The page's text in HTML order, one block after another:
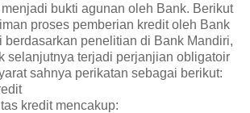
bukti agunan oleh Bank. Berikut
proses pemberian kredit oleh Bank
berdasarkan penelitian di Bank Mandiri,
selanjutnya terjadi perjanjian obligatoir
sahnya perikatan sebagai berikut:
kredit mencakup: